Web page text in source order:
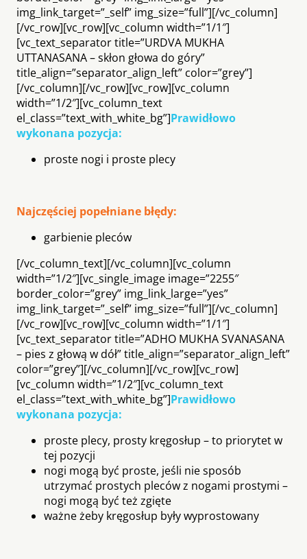
img_link_target=”_self” img_size=”full”][/vc_column]
[/vc_row][vc_row][vc_column width=”1/1″]
[vc_text_separator title=”URDVA MUKHA
UTTANASANA – skłon głowa do góry”
title_align=”separator_align_left” color=”grey”]
[/vc_column][/vc_row][vc_row][vc_column
width=”1/2″][vc_column_text
el_class=”text_with_white_bg”]Prawidłowo
wykonana pozycja:
proste nogi i proste plecy
Najczęściej popełniane błędy:
garbienie pleców
[/vc_column_text][/vc_column][vc_column
width=”1/2″][vc_single_image image=”2255″
border_color=”grey” img_link_large=”yes”
img_link_target=”_self” img_size=”full”][/vc_column]
[/vc_row][vc_row][vc_column width=”1/1″]
[vc_text_separator title=”ADHO MUKHA SVANASANA
– pies z głową w dół” title_align=”separator_align_left”
color=”grey”][/vc_column][/vc_row][vc_row]
[vc_column width=”1/2″][vc_column_text
el_class=”text_with_white_bg”]Prawidłowo
wykonana pozycja:
proste plecy, prosty kręgosłup – to priorytet w
tej pozycji
nogi mogą być proste, jeśli nie sposób
utrzymać prostych pleców z nogami prostymi –
nogi mogą być też zgięte
ważne żeby kręgosłup były wyprostowany